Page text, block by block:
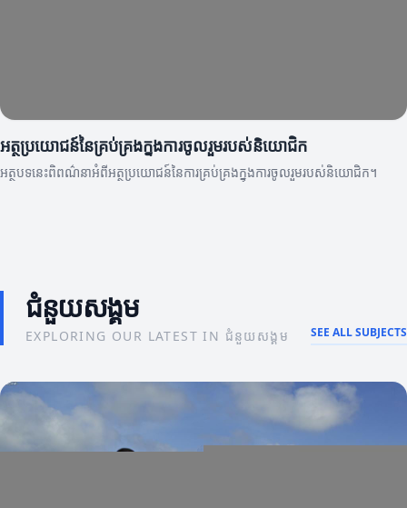
អត្ថប្រយោជន៍នៃគ្រប់គ្រងក្នុងការចូលរួមរបស់និយោជិក
អត្ថបទនេះពិពណ៌នាអំពីអត្ថប្រយោជន៍នៃការគ្រប់គ្រងក្នុងការចូលរួមរបស់និយោជិក។
ជំនួយសង្គម
EXPLORING OUR LATEST IN ជំនួយសង្គម SEE ALL SUBJECTS